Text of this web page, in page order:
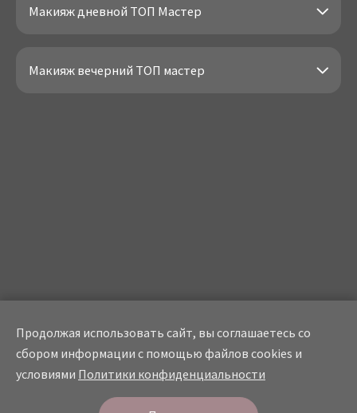
Макияж дневной ТОП Мастер
Макияж вечерний ТОП мастер
Продолжая использовать сайт, вы соглашаетесь со
сбором информации с помощью файлов cookies и
условиями Политики конфиденциальности